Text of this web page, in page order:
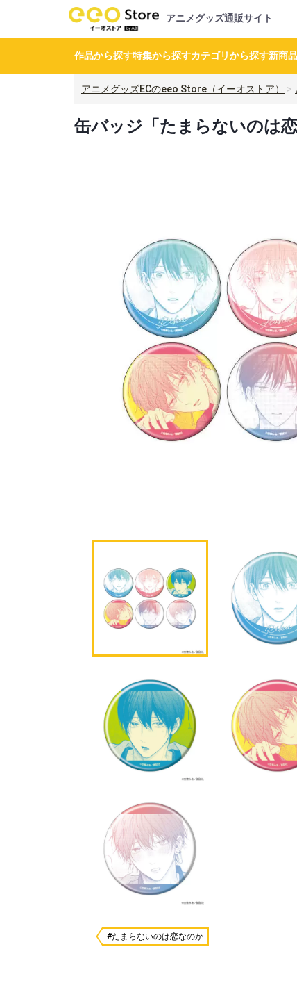
アニメグッズ通販サイト
作品から探す特集から探すカテゴリから探す新商品
アニメグッズECのeeo Store（イーオストア）
缶バッジ「たまらないのは
#たまらないのは恋なのか